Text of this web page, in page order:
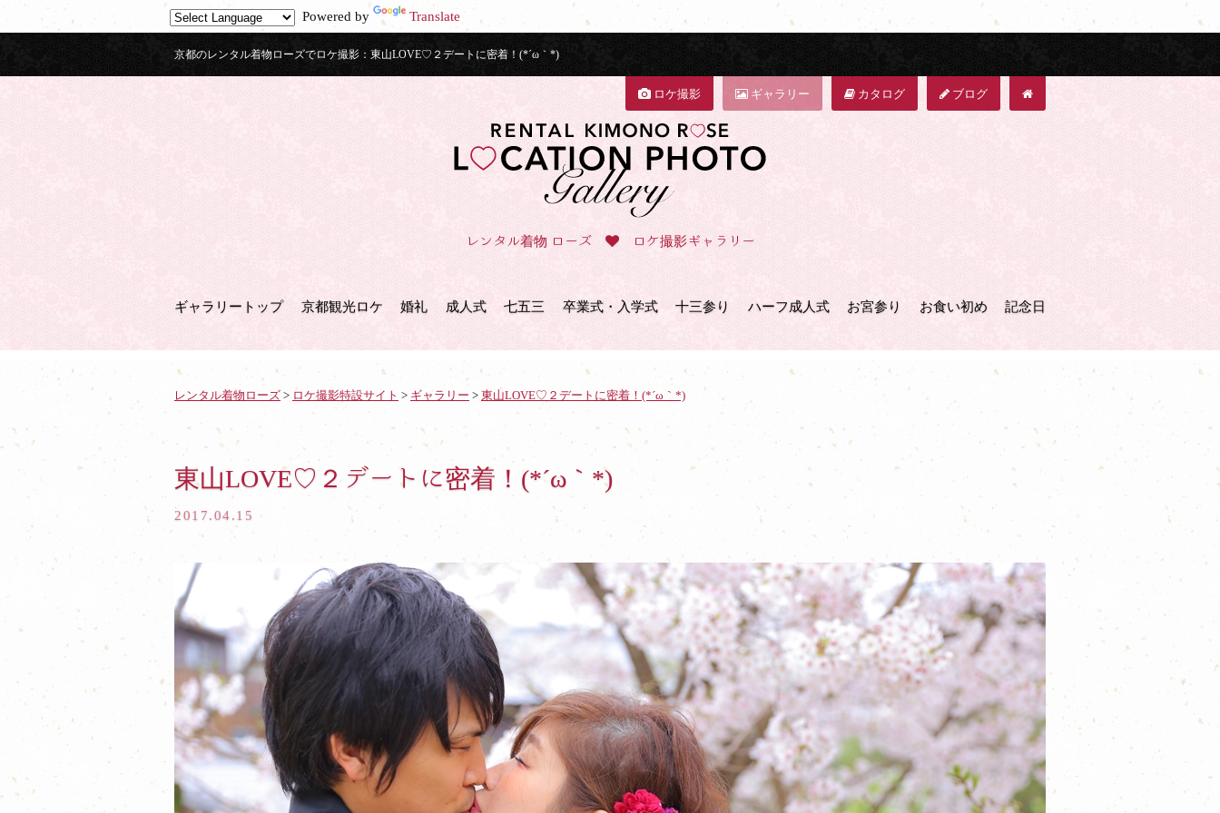
Powered by Translate
京都のレンタル着物ローズでロケ撮影：東山LOVE♡２デートに密着！(*´ω｀*)
ロケ撮影 ギャラリー カタログ ブログ
レンタル着物 ローズ ロケ撮影ギャラリー
ギャラリートップ 京都観光ロケ 婚礼 成人式 七五三 卒業式・入学式 十三参り ハーフ成人式 お宮参り お食い初め 記念日
レンタル着物ローズ > ロケ撮影特設サイト > ギャラリー > 東山LOVE♡２デートに密着！(*´ω｀*)
東山LOVE♡２デートに密着！(*´ω｀*)
2017.04.15